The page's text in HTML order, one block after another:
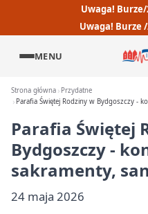
Uwaga!
Uwaga! Burze
MENU
Strona główna
Przydatne
Parafia Świętej Rodziny w Bydgoszczy -
Parafia Świętej
Bydgoszczy -
sakramenty,
24 maja 2026